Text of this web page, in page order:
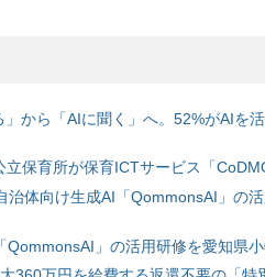
から「AIに聞く」へ。52%がAIを
保育所が保育ICTサービス「
治体向け生成AI「QommonsAI」の
」の活用研修を愛知県